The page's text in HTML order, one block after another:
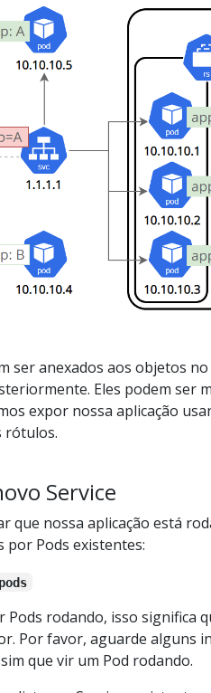
ser anexados aos objetos
Eles podem ser
expor nossa aplicação
rótulos.
Service
que nossa aplicação está
por Pods existentes:
Pods rodando, isso significa
Por favor, aguarde alguns
que vir um Pod rodando.